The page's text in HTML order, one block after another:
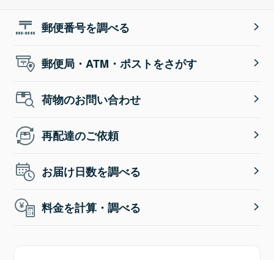
郵便番号を調べる
郵便局・ATM・ポストをさがす
荷物のお問い合わせ
再配達のご依頼
お届け日数を調べる
料金を計算・調べる